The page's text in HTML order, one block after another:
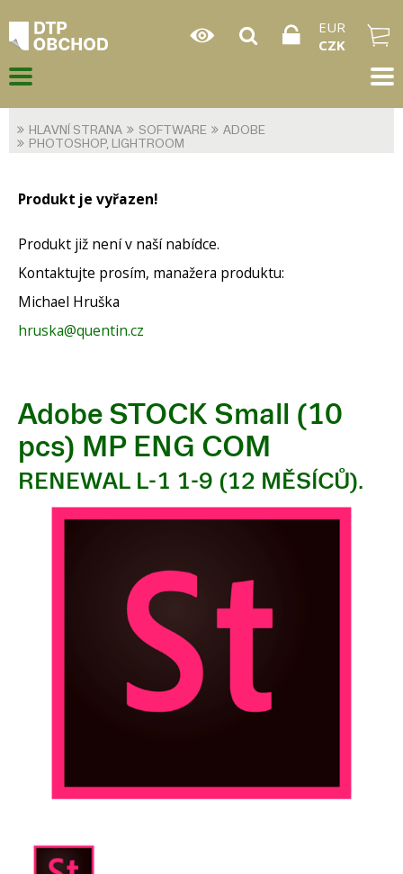
EUR
CZK
HLAVNÍ STRANA SOFTWARE
ADOBE
PHOTOSHOP, LIGHTROOM
Produkt je vyřazen!
Produkt již není v naší nabídce.
Kontaktujte prosím, manažera produktu:
Michael Hruška
hruska@quentin.cz
Adobe STOCK Small (10
pcs) MP ENG COM
RENEWAL L-1 1-9 (12 MĚSÍCŮ).